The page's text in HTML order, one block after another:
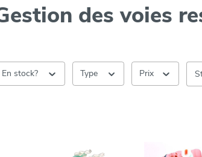
des voies
En stock? Type Prix